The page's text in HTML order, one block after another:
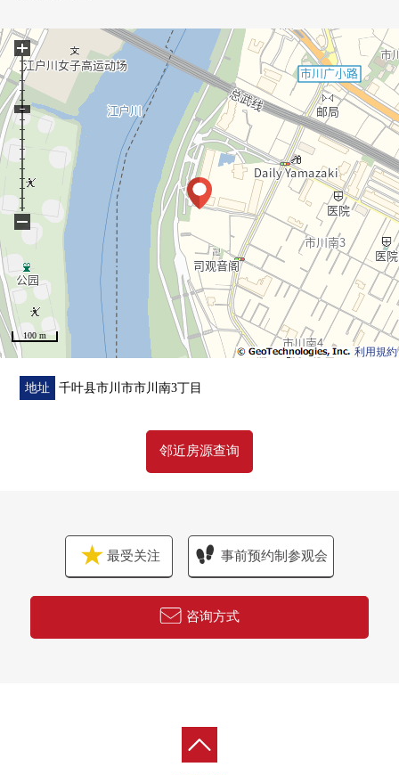
・甚至不在时行李能收到的智能快递柜
・充实的共用设施
(贵宾室，文化房，派对房，游泳池(夏季限定))
▼房间、设备的特徴
・24层楼22楼部分
・阳光，通风关于西南西北的边角房良好
・实际使用面积148.74平米(约44.99坪)的3LDK
・西南，西北面临的L字型的阳台
・宽敞可以使用的双盆盥洗台
・便于粮食库的保管的餐具室
・有对客餐厅部分，从脚下热房间的地板暖气
▼翻新内容(2026年3月完成)
・组合厨房交换(有洗碗机、净水器)
・厕所更换
・整体卫浴交换(有浴室烘干机)
・所有房间地板，Cross换新
■ 在找想要的家方面给予帮助的━━━━━・・・
房源的详细、需讨论是如有意向，请跟我们联系。
利用規約
100 m
+
−
地址 千叶县市川市市川南3丁目
邻近房源查询
最受关注 事前预约制参观会
咨询方式